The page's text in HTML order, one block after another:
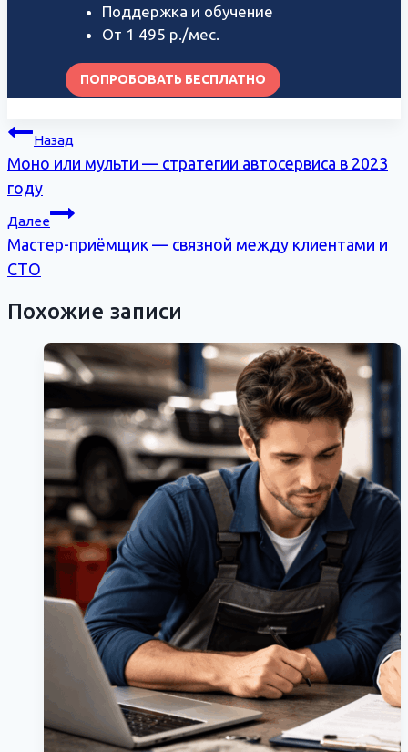
Поддержка и обучение
От 1 495 р./мес.
ПОПРОБОВАТЬ БЕСПЛАТНО
Навигация
по
записям
Назад
Моно или мульти — стратегии автосервиса в 2023
году
Далее
Мастер-приёмщик — связной между клиентами и
СТО
Похожие записи